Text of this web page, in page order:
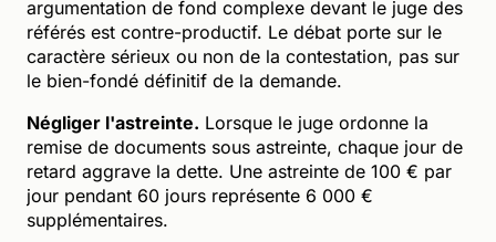
argumentation de fond complexe devant le juge des
référés est contre-productif. Le débat porte sur le
caractère sérieux ou non de la contestation, pas sur
le bien-fondé définitif de la demande.
Négliger l'astreinte. Lorsque le juge ordonne la
remise de documents sous astreinte, chaque jour de
retard aggrave la dette. Une astreinte de 100 € par
jour pendant 60 jours représente 6 000 €
supplémentaires.